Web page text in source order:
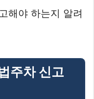
해야 하는지 알려
주차 신고